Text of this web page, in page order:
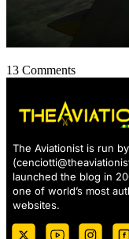
13 Comments
The Aviationist is run
(
launched the blog in
one of world’s most
websites.